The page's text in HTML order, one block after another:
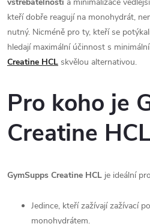
kteří dobře reagují na monohydrát,
nutný. Nicméně pro ty, kteří se
hledají maximální účinnost s
Creatine HCL skvělou alternativou.
Pro koho je
Creatine
GymSupps Creatine HCL je ideální
Jedince, kteří zažívají zažívací
monohydrátem.